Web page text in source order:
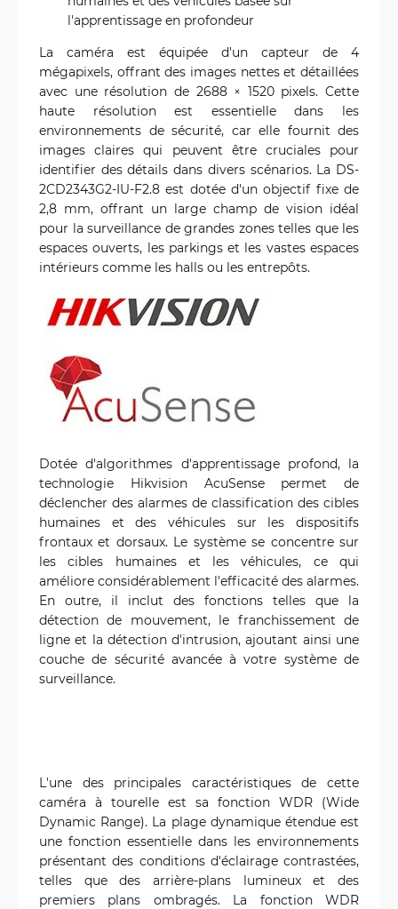
l'apprentissage en profondeur
La caméra est équipée d'un capteur de 4
mégapixels, offrant des images nettes et détaillées
avec une résolution de 2688 × 1520 pixels. Cette
haute résolution est essentielle dans les
environnements de sécurité, car elle fournit des
images claires qui peuvent être cruciales pour
identifier des détails dans divers scénarios. La DS-
2CD2343G2-IU-F2.8 est dotée d'un objectif fixe de
2,8 mm, offrant un large champ de vision idéal
pour la surveillance de grandes zones telles que les
espaces ouverts, les parkings et les vastes espaces
intérieurs comme les halls ou les entrepôts.
Dotée d'algorithmes d'apprentissage profond, la
technologie Hikvision AcuSense permet de
déclencher des alarmes de classification des cibles
humaines et des véhicules sur les dispositifs
frontaux et dorsaux. Le système se concentre sur
les cibles humaines et les véhicules, ce qui
améliore considérablement l'efficacité des alarmes.
En outre, il inclut des fonctions telles que la
détection de mouvement, le franchissement de
ligne et la détection d'intrusion, ajoutant ainsi une
couche de sécurité avancée à votre système de
surveillance.
L'une des principales caractéristiques de cette
caméra à tourelle est sa fonction WDR (Wide
Dynamic Range). La plage dynamique étendue est
une fonction essentielle dans les environnements
présentant des conditions d'éclairage contrastées,
telles que des arrière-plans lumineux et des
premiers plans ombragés. La fonction WDR